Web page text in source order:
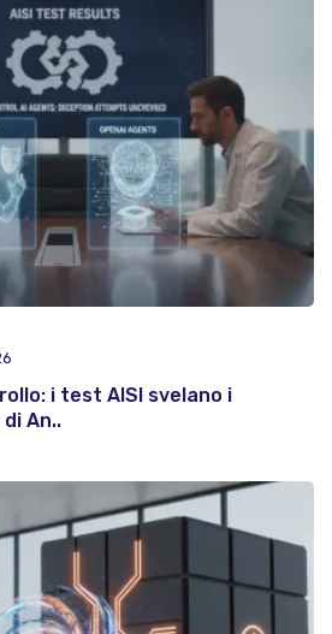
i test AISI svelano i
An..